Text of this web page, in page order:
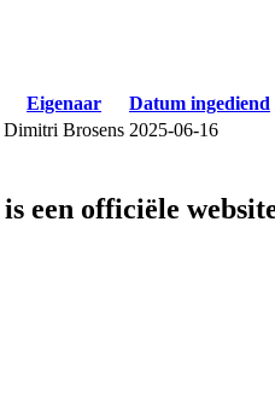
Eigenaar Datum ingediend
Dimitri Brosens 2025-06-16
een officiële